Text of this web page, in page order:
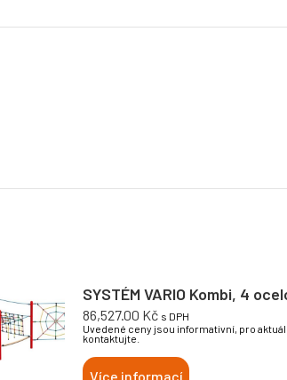
SYSTÉM VARIO Kombi, 4
86,527.00 Kč s DPH
Uvedené ceny jsou informativní, pro
kontaktujte.
Více informací